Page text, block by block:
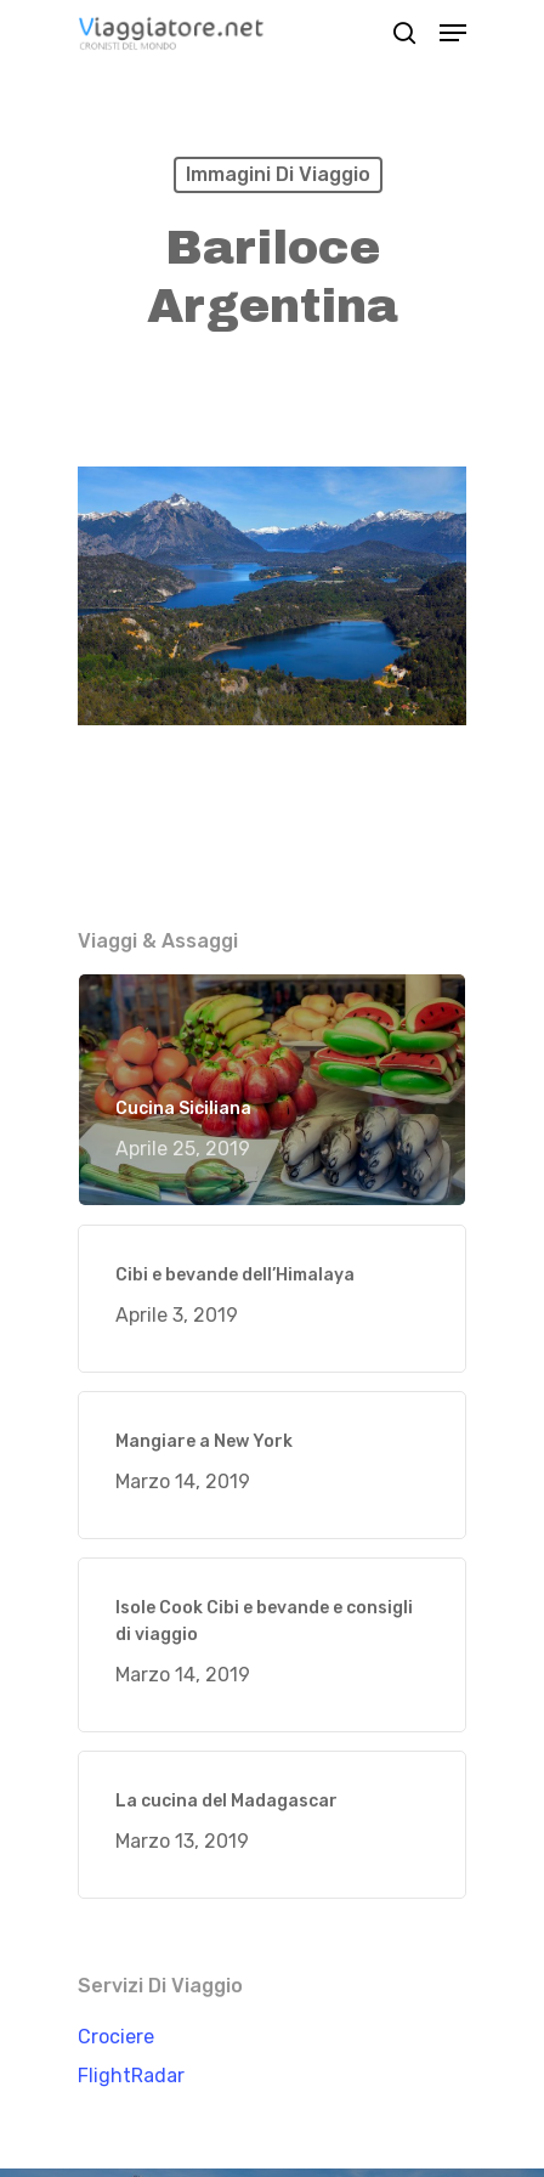
Menu
Immagini Di Viaggio
Bariloce
Argentina
Viaggi & Assaggi
Cucina Siciliana
Aprile 25, 2019
Cibi e bevande dell’Himalaya
Aprile 3, 2019
Mangiare a New York
Marzo 14, 2019
Isole Cook Cibi e bevande e consigli
di viaggio
Marzo 14, 2019
La cucina del Madagascar
Marzo 13, 2019
Servizi Di Viaggio
Crociere
FlightRadar